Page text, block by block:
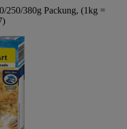
250/380g Packung, (1kg =